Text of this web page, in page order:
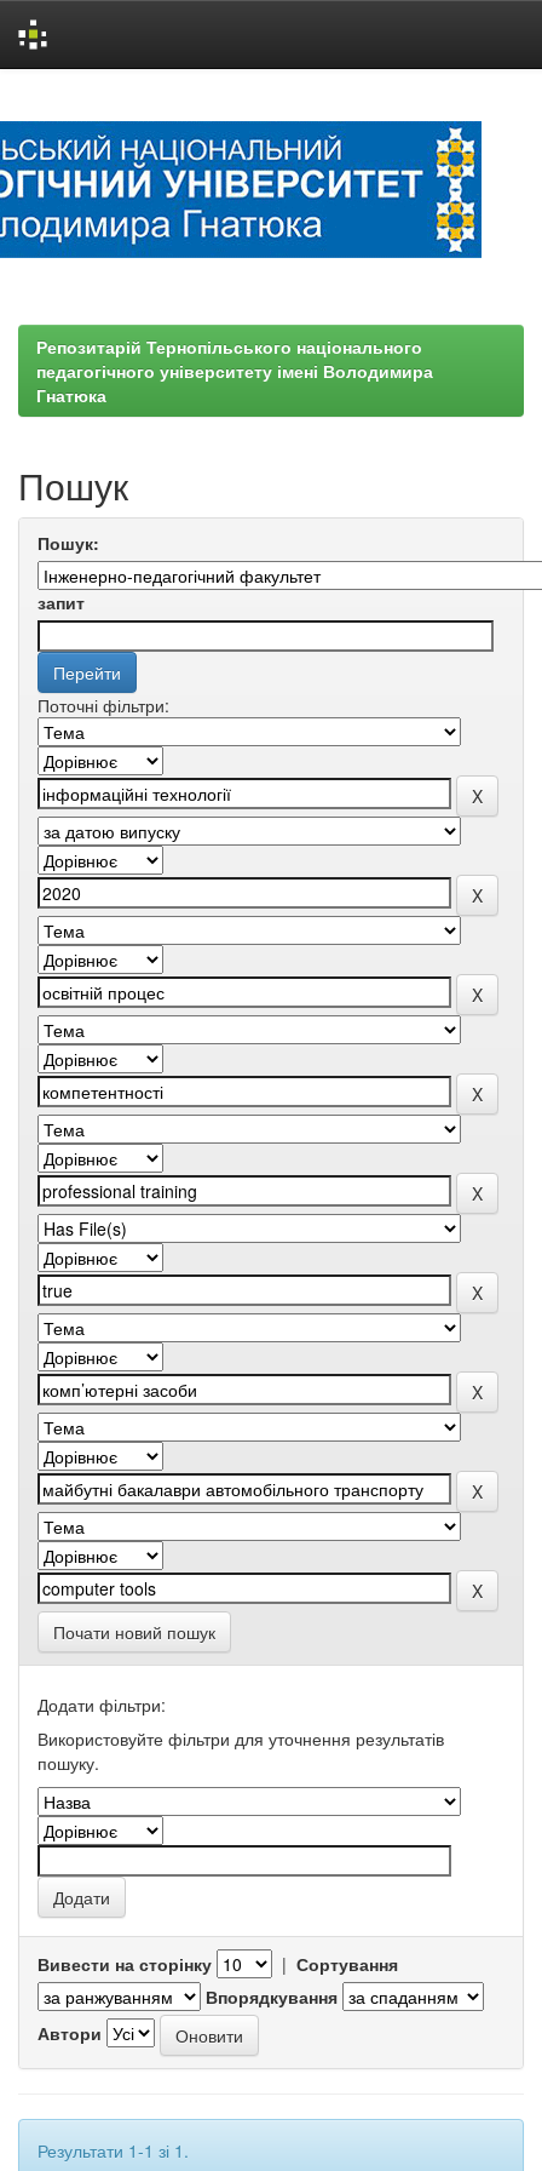
Репозитарій Тернопільського національного
педагогічного університету імені Володимира
Гнатюка
Пошук
Пошук:
запит
Поточні фільтри:
Почати новий пошук
Додати фільтри:
Використовуйте фільтри для уточнення результатів
пошуку.
Вивести на сторінку | Сортування
Впорядкування
Автори
Результати 1-1 зі 1.